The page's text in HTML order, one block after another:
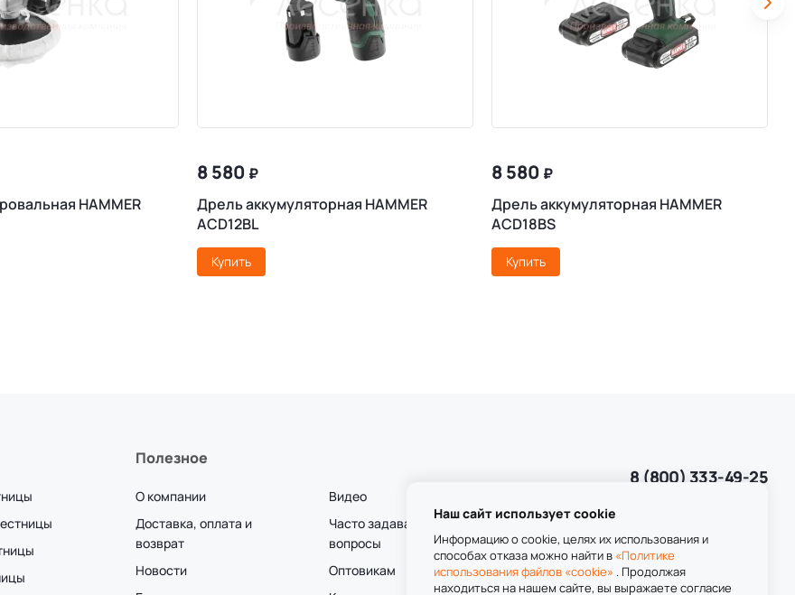
HAMMER
8 580 ₽
Дрель аккумуляторная HAMMER
ACD12BL
Купить
8 580 ₽
Дрель аккумуляторная HAMMER
ACD18BS
Купить
Полезное
О компании
Доставка, оплата и
возврат
Новости
Видео
Часто задаваемые
вопросы
Оптовикам
8 (800) 333-49-25
Наш сайт использует cookie
Информацию о cookie, целях их использования и
способах отказа можно найти в «Политике
использования файлов «cookie» . Продолжая
находиться на нашем сайте, вы выражаете согласие